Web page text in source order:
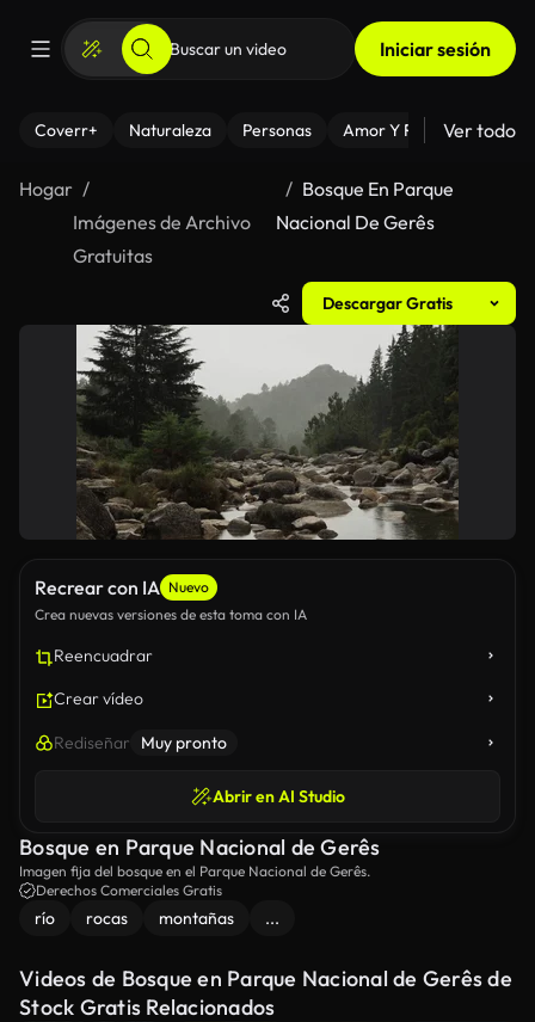
Iniciar sesión
Coverr+ Naturaleza Personas Amor Y Relaciones
Ver todo
Hogar
Imágenes de Archivo
Gratuitas
Bosque En Parque
Nacional De Gerês
Descargar Gratis
Recrear con IA Nuevo
Crea nuevas versiones de esta toma con IA
Reencuadrar
Crear vídeo
Rediseñar Muy pronto
Abrir en AI Studio
Bosque en Parque Nacional de Gerês
Imagen fija del bosque en el Parque Nacional de Gerês.
Derechos Comerciales Gratis
río rocas montañas ...
Videos de Bosque en Parque Nacional de Gerês de
Stock Gratis Relacionados